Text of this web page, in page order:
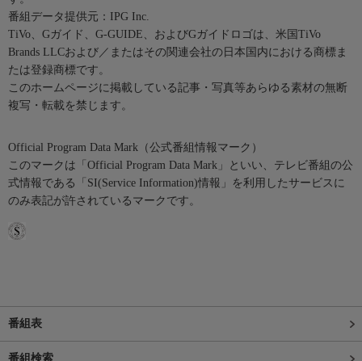
番組データ提供元：IPG Inc.
TiVo、Gガイド、G-GUIDE、およびGガイドロゴは、米国TiVo
Brands LLCおよび／またはその関連会社の日本国内における商標ま
たは登録商標です。
このホームページに掲載している記事・写真等あらゆる素材の無断
複写・転載を禁じます。
Official Program Data Mark（公式番組情報マーク）
このマークは「Official Program Data Mark」といい、テレビ番組の公
式情報である「SI(Service Information)情報」を利用したサービスに
のみ表記が許されているマークです。
番組表
番組検索